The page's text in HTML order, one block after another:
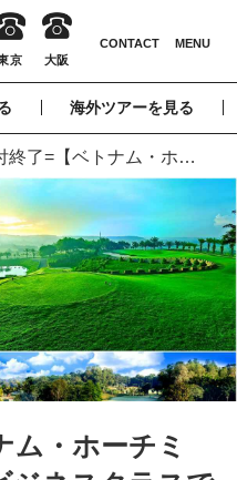
海外ツアーを見る
=受付終了=【ベトナム・ホーチミン】ベトナム航空ビジネスクラスで行く・クラブラウンジを利用できる極上ホテルに泊まる ホーチミン 5日間
ム・ホーチミ